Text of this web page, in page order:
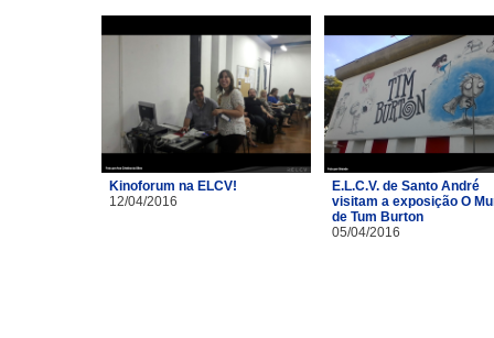
Kinoforum na ELCV!
12/04/2016
E.L.C.V. de Santo André
visitam a exposição O
de Tum Burton
05/04/2016